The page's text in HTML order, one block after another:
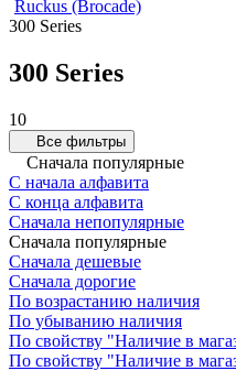
Ruckus (Brocade)
300 Series
300 Series
10
Все фильтры
Сначала популярные
С начала алфавита
С конца алфавита
Сначала непопулярные
Сначала популярные
Сначала дешевые
Сначала дорогие
По возрастанию наличия
По убыванию наличия
По свойству "Наличие в
По свойству "Наличие в